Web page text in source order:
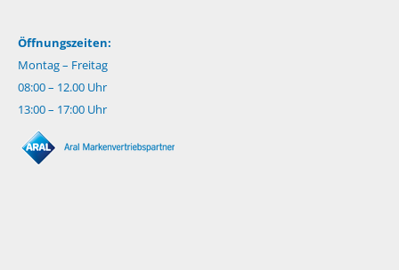
Öffnungszeiten:
Montag – Freitag
08:00 – 12.00 Uhr
13:00 – 17:00 Uhr